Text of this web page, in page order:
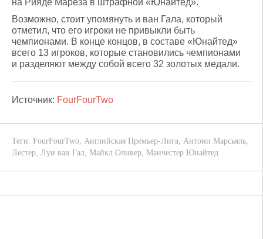
на Рияде Мареза в штрафной «Юнайтед».
Возможно, стоит упомянуть и ван Гала, который
отметил, что его игроки не привыкли быть
чемпионами. В конце концов, в составе «Юнайтед»
всего 13 игроков, которые становились чемпионами
и разделяют между собой всего 32 золотых медали.
Источник: FourFourTwo
Теги: FourFourTwo, Английская Премьер-Лига, Антони Марсьяль,
Лестер, Луи ван Гал, Майкл Оливер, Манчестер Юнайтед